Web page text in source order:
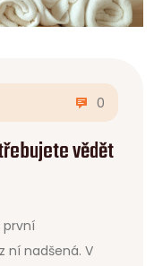
0
vědět
první
nadšená. V